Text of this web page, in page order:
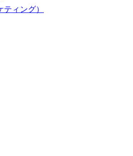
ティング）